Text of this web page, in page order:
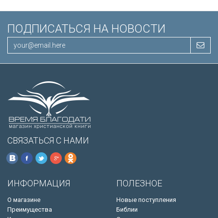
ПОДПИСАТЬСЯ НА НОВОСТИ
СВЯЗАТЬСЯ С НАМИ
ИНФОРМАЦИЯ
О магазине
Преимущества
ПОЛЕЗНОЕ
Новые поступления
Библии